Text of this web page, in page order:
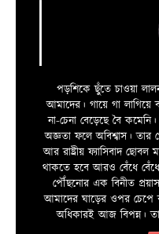
পড়শিকে ছুঁতে চাওয়া
আমাদের। গায়ে গা
না-চেনা বেড়েছে বৈ
অজ্ঞতা ফলে অবিশ্বাস। তার
আর রাষ্ট্রীয় ফ্যাসিবাদ
থাকতে হবে আরও বেঁধে
পৌঁছনোর এক বিনীত
আমাদের ঘাড়ের ওপর চেপে
অধিকারই আজ বিপন্ন।